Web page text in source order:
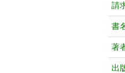
請
書
著
出